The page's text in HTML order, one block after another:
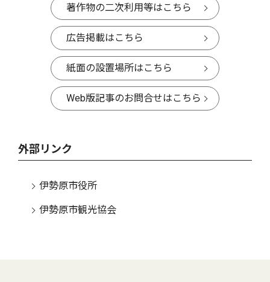
著作物の二次利用等はこちら
広告掲載はこちら
紙面の設置場所はこちら
Web版記事のお問合せはこちら
外部リンク
伊勢原市役所
伊勢原市観光協会